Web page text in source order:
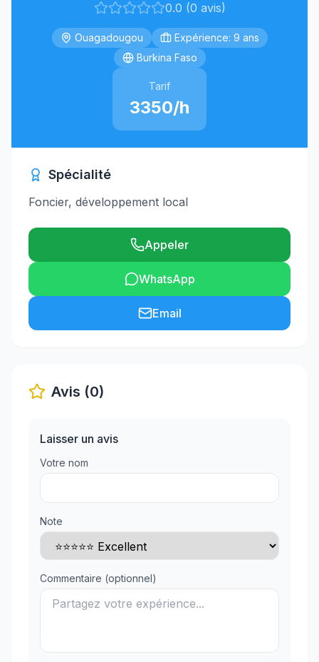
0.0 (0 avis)
Ouagadougou
Expérience: 9 ans
Burkina Faso
Tarif
3350/h
Spécialité
Foncier, développement local
Appeler
WhatsApp
Email
Avis (0)
Laisser un avis
Votre nom
Note
Commentaire (optionnel)